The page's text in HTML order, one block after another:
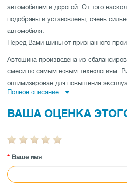
автомобилем и дорогой. От того
подобраны и установлены, очень
автомобиля.
Перед Вами шины от признанного
Автошина произведена из
смеси по самым новым технологиям.
оптимизирован для повышения
направленнаяшина имеет высокое
отличные показатели устойчивости на
мокрой, так и на сухой дороге.
Автошина имеет высокую
протестирована производителем на
нагрузки и скорости.
Полное описание
ВАША ОЦЕНКА
Ваше имя